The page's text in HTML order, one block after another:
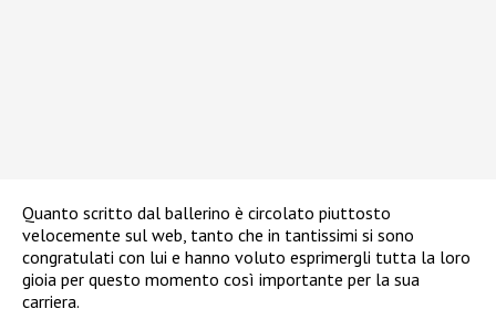
Quanto scritto dal ballerino è circolato piuttosto
velocemente sul web, tanto che in tantissimi si sono
congratulati con lui e hanno voluto esprimergli tutta la loro
gioia per questo momento così importante per la sua
carriera.